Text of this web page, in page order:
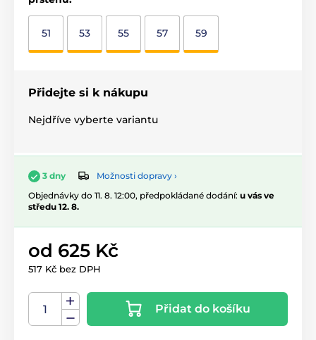
51 53 55 57 59
Přidejte si k nákupu
Nejdříve vyberte variantu
3 dny
Možnosti dopravy ›
Objednávky do 11. 8. 12:00, předpokládané dodání: u vás ve
středu 12. 8.
od 625 Kč
517 Kč bez DPH
Přidat do košíku